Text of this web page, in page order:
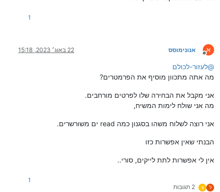
1
א
מנותק
אנונימוסס 22 באוג׳ 2023, 15:18
@לעזור-לכולם
מה אתה מתכוון מוסיף את הפרמטרים?
אני מקבל את הבחירה שלו לפרטים מורחבים.
מה אני שולח לימות המשיח,
אני רוצה לשלוח משהו בסגנון כמה read ים משורשרים.
הבנתי שאין אפשרות כזו
אין לי אפשרות לתת לייקים, סורי..
ל צ 2 תגובות
1